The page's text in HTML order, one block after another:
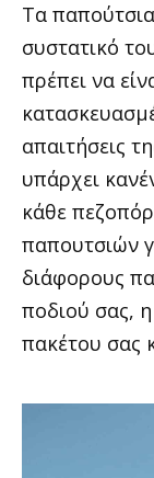
Τα
συστατικό
πρέπει να
απαιτήσεις
υπάρχει
κάθε
παπουτσιών
διάφορους
ποδιού σας,
πακέτου σας